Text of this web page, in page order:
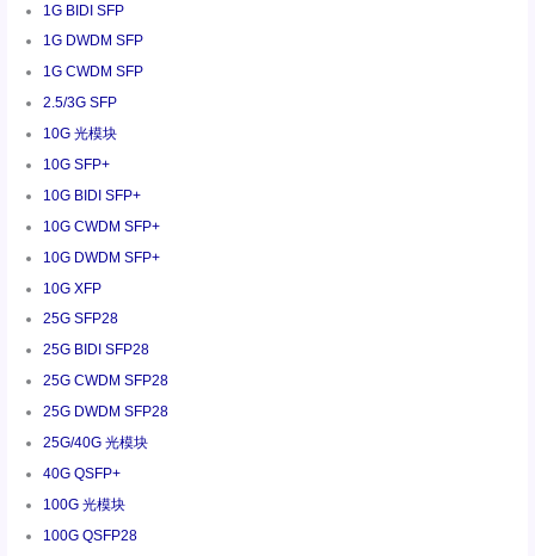
1G BIDI SFP
1G DWDM SFP
1G CWDM SFP
2.5/3G SFP
10G 光模块
10G SFP+
10G BIDI SFP+
10G CWDM SFP+
10G DWDM SFP+
10G XFP
25G SFP28
25G BIDI SFP28
25G CWDM SFP28
25G DWDM SFP28
25G/40G 光模块
40G QSFP+
100G 光模块
100G QSFP28